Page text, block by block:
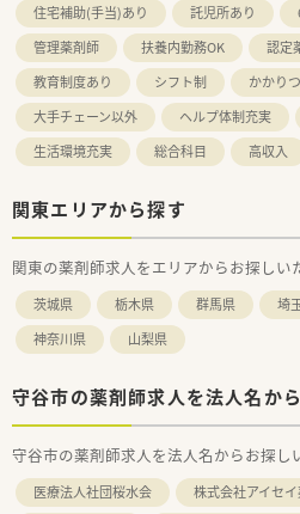
住宅補助(手当)あり
託児所あり
管理薬剤師
扶養内勤務OK
認定
教育制度あり
シフト制 かかり
大手チェーン以外
ヘルプ体制充実
生活環境充実
総合科目 高収入
関東エリアから探す
関東の薬剤師求人をエリアからお探しい
茨城県 栃木県 群馬県 埼
神奈川県
山梨県
守谷市の薬剤師求人を法人名か
守谷市の薬剤師求人を法人名からお探し
医療法人社団桜水会 株式会社アイセ